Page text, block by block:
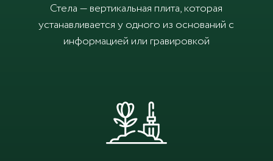
Стела — вертикальная плита, которая
устанавливается у одного из оснований с
информацией или гравировкой